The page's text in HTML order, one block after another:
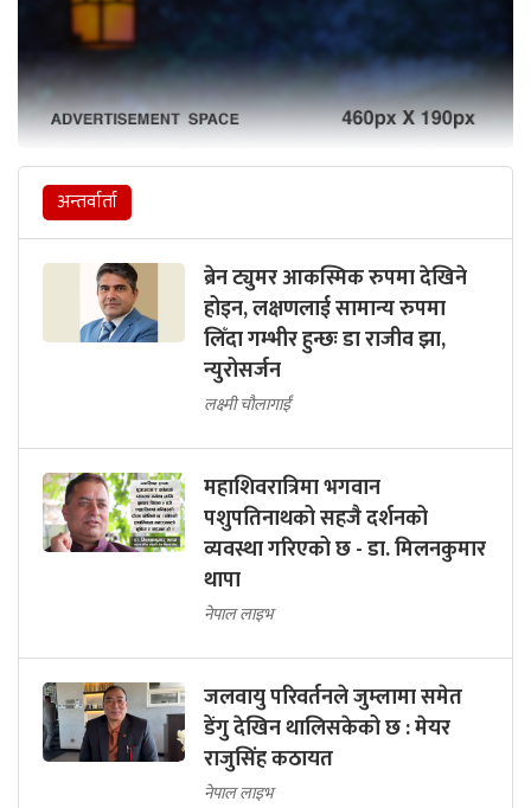
अन्तर्वार्ता
ब्रेन ट्युमर आकस्मिक रुपमा देखिने
होइन, लक्षणलाई सामान्य रुपमा
लिँदा गम्भीर हुन्छः डा राजीव झा,
न्युरोसर्जन
लक्ष्मी चौलागाईं
महाशिवरात्रिमा भगवान
पशुपतिनाथको सहजै दर्शनको
व्यवस्था गरिएको छ - डा. मिलनकुमार
थापा
नेपाल लाइभ
जलवायु परिवर्तनले जुम्लामा समेत
डेंगु देखिन थालिसकेको छ : मेयर
राजुसिंह कठायत
नेपाल लाइभ